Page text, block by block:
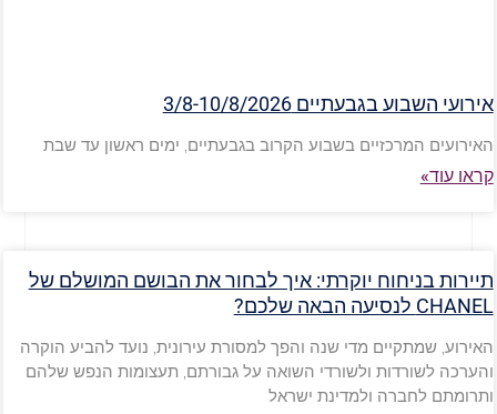
אירועי השבוע בגבעתיים 3/8-10/8/2026
האירועים המרכזיים בשבוע הקרוב בגבעתיים, ימים ראשון עד שבת
קראו עוד»
תיירות בניחוח יוקרתי: איך לבחור את הבושם המושלם של
CHANEL לנסיעה הבאה שלכם?
האירוע, שמתקיים מדי שנה והפך למסורת עירונית, נועד להביע הוקרה
והערכה לשורדות ולשורדי השואה על גבורתם, תעצומות הנפש שלהם
ותרומתם לחברה ולמדינת ישראל